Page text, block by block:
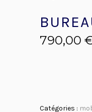
790,00
Catégories :